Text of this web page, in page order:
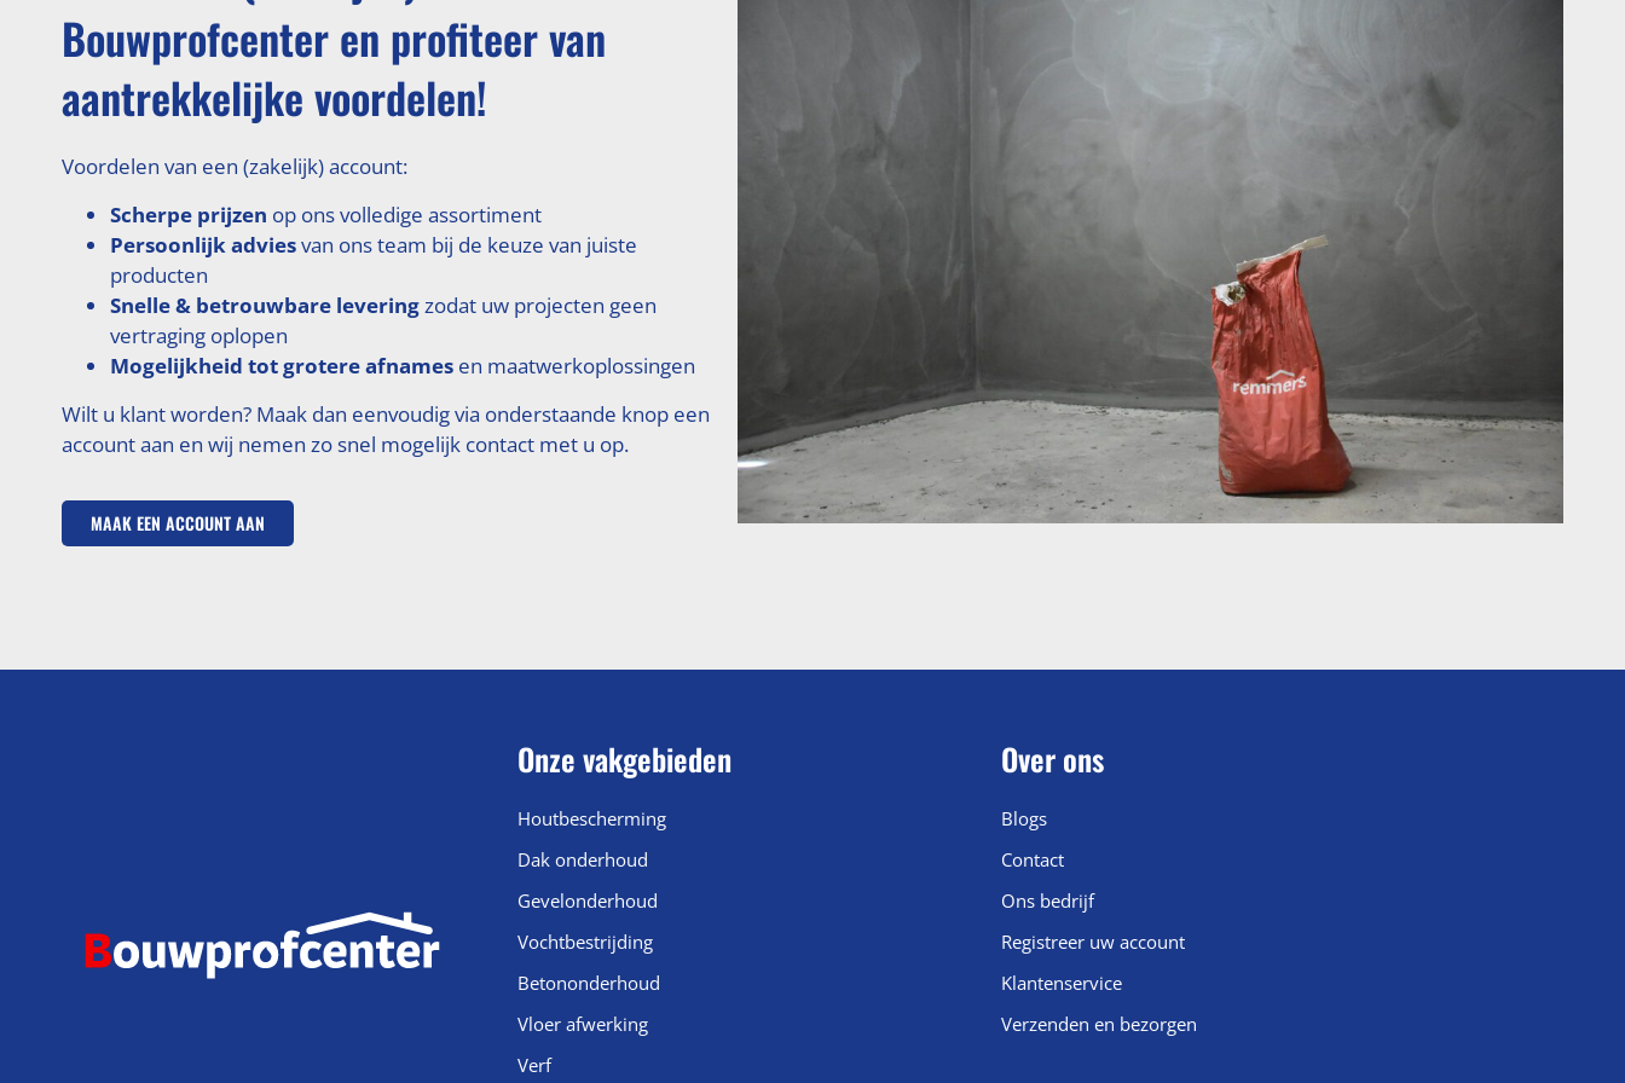
Bouwprofcenter en profiteer van
aantrekkelijke voordelen!
Voordelen van een (zakelijk) account:
Scherpe prijzen op ons volledige assortiment
Persoonlijk adviesvan ons team bij de keuze van juiste
producten
Snelle & betrouwbare leveringzodat uw projecten geen
vertraging oplopen
Mogelijkheid tot grotere afnames en maatwerkoplossingen
Wilt u klant worden? Maak dan eenvoudig via onderstaande knop een
account aan en wij nemen zo snel mogelijk contact met u op.
MAAK EEN ACCOUNT AAN
Onze vakgebieden
Houtbescherming
Dak onderhoud
Gevelonderhoud
Vochtbestrijding
Betononderhoud
Vloer afwerking
Verf
Over ons
Blogs
Contact
Ons bedrijf
Registreer uw account
Klantenservice
Verzenden en bezorgen